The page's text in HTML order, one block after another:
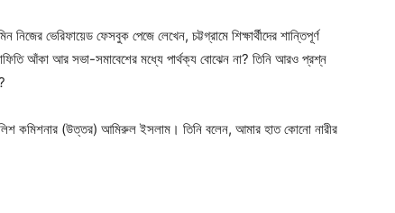
ভেরিফায়েড ফেসবুক পেজে লেখেন, চট্টগ্রামে শিক্ষার্থীদের শান্তিপূর্ণ
আঁকা আর সভা-সমাবেশের মধ্যে পার্থক্য বোঝেন না? তিনি আরও প্রশ্ন
কমিশনার (উত্তর) আমিরুল ইসলাম। তিনি বলেন, আমার হাত কোনো নারীর